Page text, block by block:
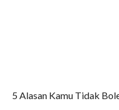
5 Alasan Kamu Tidak